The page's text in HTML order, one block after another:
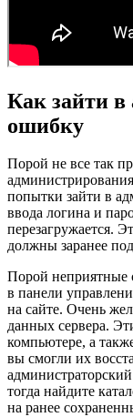
Как зайти в
ошибку
Порой не все так
попытки зайти в
ввода логина и
перезагружается.
должны заранее
Порой неприятные
в панели
на сайте. Очень
данных сервера.
компьютере, а
вы смогли их
тогда найдите
на ранее